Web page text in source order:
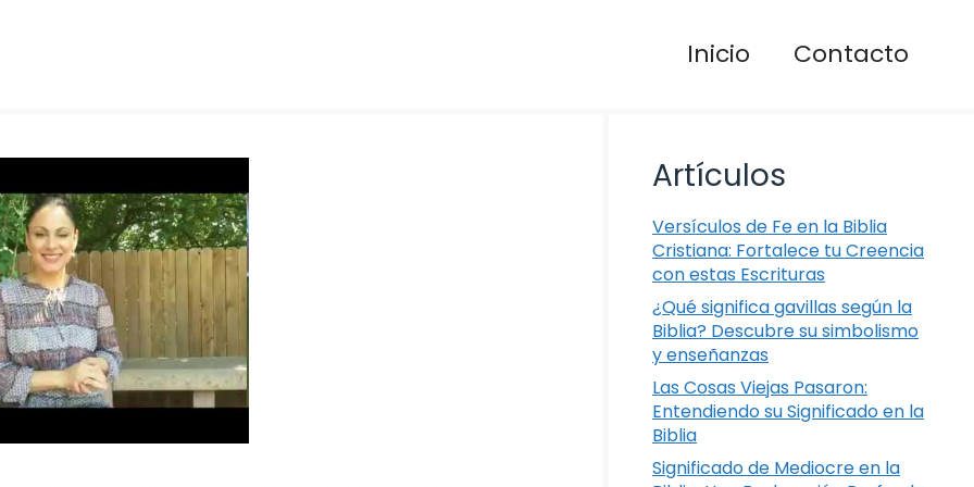
Inicio Contacto
Artículos
Versículos de Fe en la Biblia
Cristiana: Fortalece tu Creencia
con estas Escrituras
¿Qué significa gavillas según la
Biblia? Descubre su simbolismo
y enseñanzas
Las Cosas Viejas Pasaron:
Entendiendo su Significado en la
Biblia
Significado de Mediocre en la